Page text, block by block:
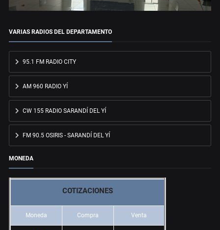
VARIAS RADIOS DEL DEPARTAMENTO
95.1 FM RADIO CITY
AM 960 RADIO YÍ
CW 155 RADIO SARANDÍ DEL YÍ
FM 90.5 OSIRIS - SARANDÍ DEL YÍ
MONEDA
COTIZACIONES
Moneda Compra Venta